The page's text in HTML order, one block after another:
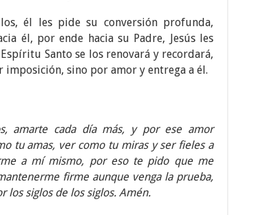
él les pide su conversión profunda,
él, por ende hacia su Padre, Jesús les
Santo se los renovará y recordará,
sino por amor y entrega a él.
amarte cada día más, y por ese amor
tu amas, ver como tu miras y ser fieles a
a mí mismo, por eso te pido que me
firme aunque venga la prueba,
los siglos de los siglos. Amén.